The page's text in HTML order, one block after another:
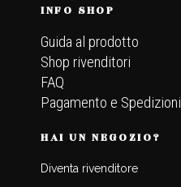
INFO SHOP
Guida al prodotto
Shop rivenditori
FAQ
Pagamento e Spedizioni
HAI UN NEGOZIO?
Diventa rivenditore